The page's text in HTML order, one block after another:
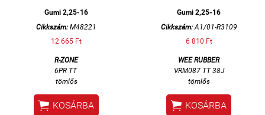
Gumi 2,25-16
Cikkszám: M48221
12 665 Ft
R-ZONE
6PR TT
tömlős
 KOSÁRBA
Gumi 2,25-16
Cikkszám:A1/01-R3109
6 810 Ft
WEE RUBBER
VRM087 TT 38J
tömlős
 KOSÁRBA